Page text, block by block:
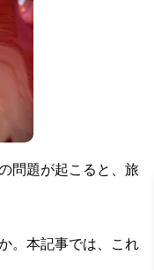
問題が起こると、旅
。本記事では、これ